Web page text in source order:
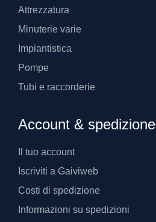
Attrezzatura
Minuterie varie
Impiantistica
Pompe
Tubi e raccorderie
Account & spedizione
Il tuo account
Iscriviti a Gaiviweb
Costi di spedizione
Informazioni su spedizioni